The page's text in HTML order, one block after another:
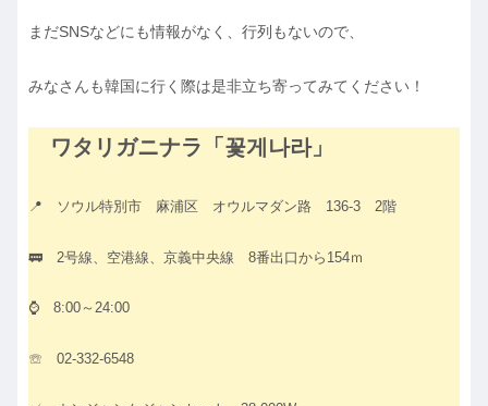
まだSNSなどにも情報がなく、行列もないので、
みなさんも韓国に行く際は是非立ち寄ってみてください！
ワタリガニナラ「꽃게나라」
📍 ソウル特別市 麻浦区 オウルマダン路 136-3 2階
🚃 2号線、空港線、京義中央線 8番出口から154ｍ
⌚ 8:00～24:00
☏ 02-332-6548